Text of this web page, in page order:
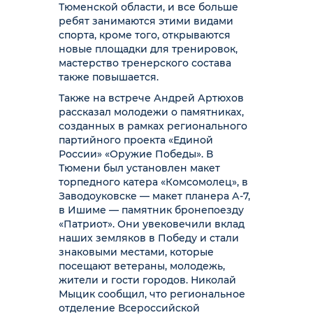
Тюменской области, и все больше
ребят занимаются этими видами
спорта, кроме того, открываются
новые площадки для тренировок,
мастерство тренерского состава
также повышается.
Также на встрече Андрей Артюхов
рассказал молодежи о памятниках,
созданных в рамках регионального
партийного проекта «Единой
России» «Оружие Победы». В
Тюмени был установлен макет
торпедного катера «Комсомолец», в
Заводоуковске — макет планера А-7,
в Ишиме — памятник бронепоезду
«Патриот». Они увековечили вклад
наших земляков в Победу и стали
знаковыми местами, которые
посещают ветераны, молодежь,
жители и гости городов. Николай
Мыцик сообщил, что региональное
отделение Всероссийской